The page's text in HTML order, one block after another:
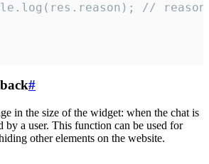
//
#
in the size of the widget: when the chat is
by a user. This function can be used for
other elements on the website.